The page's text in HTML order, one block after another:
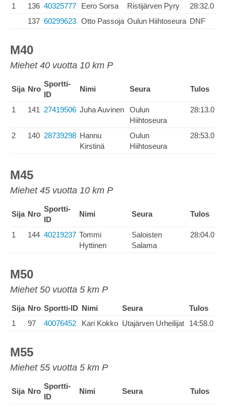
1
136 40325777 Eero Sorsa Ristijärven Pyry
28:32.0
137 60299623 Otto Passoja Oulun Hiihtoseura DNF
M40
Miehet 40 vuotta 10 km P
Sija Nro
Sportti-
ID
Nimi Seura Tulos
1 141 27419506 Juha Auvinen
Oulun
Hiihtoseura
28:13.0
2 140 28739298 Hannu
Kirstinä
Oulun
Hiihtoseura
28:53.0
M45
Miehet 45 vuotta 10 km P
Sija Nro
Sportti-
ID
Nimi Seura Tulos
1 144 40219237 Tommi
Hyttinen
Saloisten
Salama
28:04.0
M50
Miehet 50 vuotta 5 km P
Sija Nro Sportti-ID Nimi Seura
Tulos
1
97 40076452 Kari Kokko Utajärven Urheilijat 14:58.0
M55
Miehet 55 vuotta 5 km P
Sija Nro
Sportti-
ID
Nimi Seura Tulos